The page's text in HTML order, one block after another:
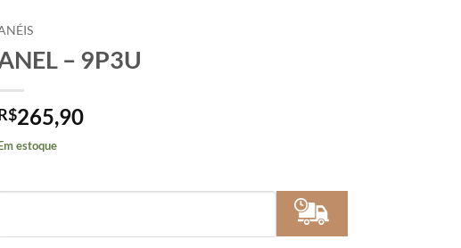
– 9P3U
265,90
estoque
Calcular
Frete